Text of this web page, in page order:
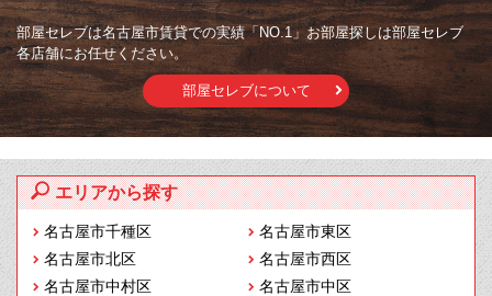
部屋セレブは名古屋市賃貸での実績「NO.1」お部屋探しは部屋セレブ
各店舗にお任せください。
部屋セレブについて
エリアから探す
名古屋市千種区
名古屋市東区
名古屋市北区
名古屋市西区
名古屋市中村区
名古屋市中区